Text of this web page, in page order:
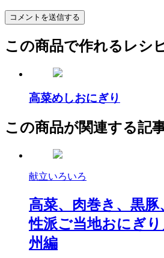
この商品で作れるレシ
高菜めしおにぎり
この商品が関連する記
献立いろいろ
高菜、肉巻き、黒
性派ご当地おにぎ
州編